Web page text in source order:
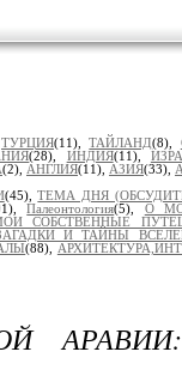
ТУРЦИЯ(11),ТАЙЛАНД(8),
(28), ИНДИЯ(11),
(2), АНГЛИЯ(11), АЗИЯ(33),
(45),ТЕМА ДНЯ
Палеонтология(5), О
СОБСТВЕННЫЕ
И ТАЙНЫ
(88),
АРАВИИ: